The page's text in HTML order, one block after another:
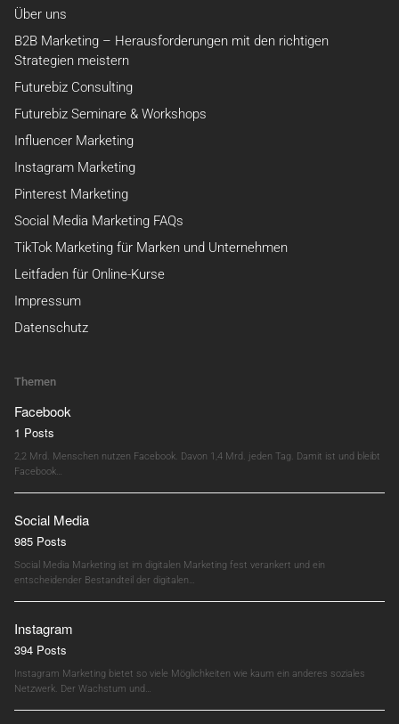
Über uns
B2B Marketing – Herausforderungen mit den richtigen
Strategien meistern
Futurebiz Consulting
Futurebiz Seminare & Workshops
Influencer Marketing
Instagram Marketing
Pinterest Marketing
Social Media Marketing FAQs
TikTok Marketing für Marken und Unternehmen
Leitfaden für Online-Kurse
Impressum
Datenschutz
Themen
Facebook
1 Posts
2,2 Mrd. Menschen nutzen Facebook. Davon 1,4 Mrd. jeden Tag. Damit ist und bleibt
Facebook…
Social Media
985 Posts
Social Media Marketing ist im digitalen Marketing fest verankert und ein
entscheidender Bestandteil der digitalen…
Instagram
394 Posts
Instagram Marketing bietet so viele Möglichkeiten wie kaum ein anderes soziales
Netzwerk. Der Wachstum und…